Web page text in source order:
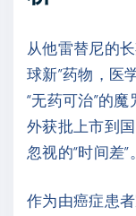
从他雷替尼的
球新”药物，医
“无药可治”的
外获批上市到
忽视的“时间差”。
作为由癌症患